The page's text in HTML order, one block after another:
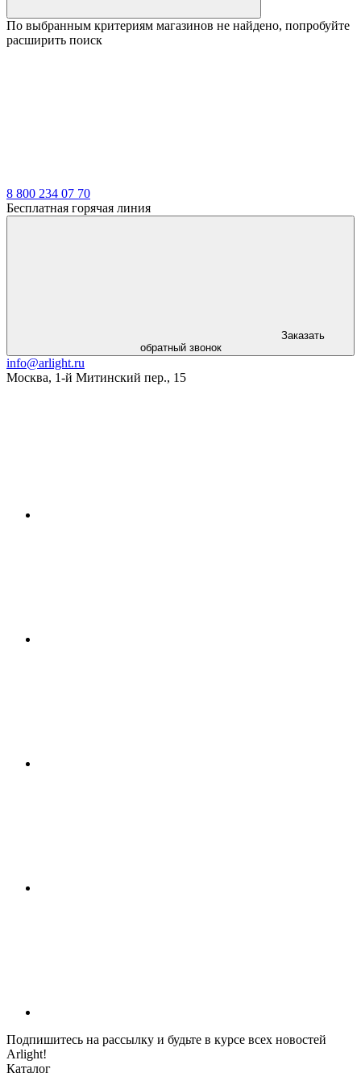
По выбранным критериям магазинов не найдено, попробуйте
расширить поиск
8 800 234 07 70
Бесплатная горячая линия
Заказать
обратный звонок
info@arlight.ru
Москва, 1-й Митинский пер., 15
Подпишитесь на рассылку и будьте в курсе всех новостей
Arlight!
Каталог